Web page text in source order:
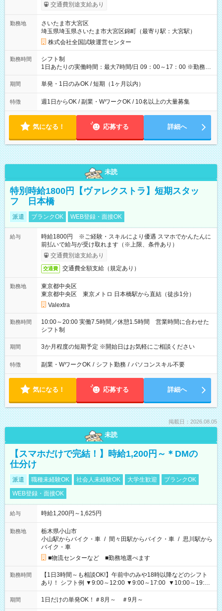
※勤務回数により昇給あり 【即給（前払い）オプションあ
り！】 希望される場合、勤務から1週間ほどで給与の一部を受け
例】 ・河合塾模擬試験 8:30～17:30（休憩1時間） 時給1,300円
×8時間＝日収10,400円＋交通費 ※当日の役割により時給＋100
円の場合あり ・国家試験 7:00～13:30（休憩なし） 時給1,300
円（役割手当＋100円）×6時間＝日収8,400円＋交通費 【試用期
間】試用期間なし
交通費別途支給あり
勤務地
さいたま市大宮区
埼玉県埼玉県さいたま市大宮区錦町（最寄り駅：大宮駅）
株式会社全国試験運営センター
勤務時間
シフト制
1日あたりの実働時間：最大7時間/日 09：00～17：00 ※勤務時
間は 試験により異なります。
期間 単発・1日のみOK / 短期（1ヶ月以内）
特徴 週1日からOK / 副業・WワークOK / 10名以上の大量募集
気になる！ 応募する 詳細へ
未読
特別時給1800円【ヴァレクストラ】短期スタッ
フ 日本橋
派遣 ブランクOK WEB登録・面接OK
給与
時給1800円 ※ご経験・スキルにより優遇 スマホでかんたんに
前払いで給与が受け取れます（※上限、条件あり）
交通費別途支給あり
交通費 交通費全額支給（規定あり）
勤務地
東京都中央区
東京都中央区 東京メトロ 日本橋駅から直結（徒歩1分）
Valextra
勤務時間
10:00～20:00 実働7.5時間／休憩1.5時間 営業時間に合わせた
シフト制
期間 3か月程度の短期予定 ※開始日はお気軽にご相談ください
特徴 副業・WワークOK / シフト勤務 / パソコンスキル不要
気になる！ 応募する 詳細へ
掲載日：2026.08.05
未読
【スマホだけで完結！】時給1,200円～＊DMの
仕分け
派遣 職種未経験OK 社会人未経験OK 大学生歓迎
ブランクOK
WEB登録・面接OK
給与 時給1,200円～1,625円
勤務地
栃木県小山市
小山駅からバイク・車 / 間々田駅からバイク・車 / 思川駅から
バイク・車
■物流センターなど ■勤務地選べます
勤務時間
【1日3時間～も相談OK!】午前中のみや18時以降などのシフト
あり！ シフト例 ▼9:00～12:00 ▼9:00～17:00 ▼10:00～19:00
▼18:00～21:00
期間 1日だけの単発OK！＃8月～ ＃9月～